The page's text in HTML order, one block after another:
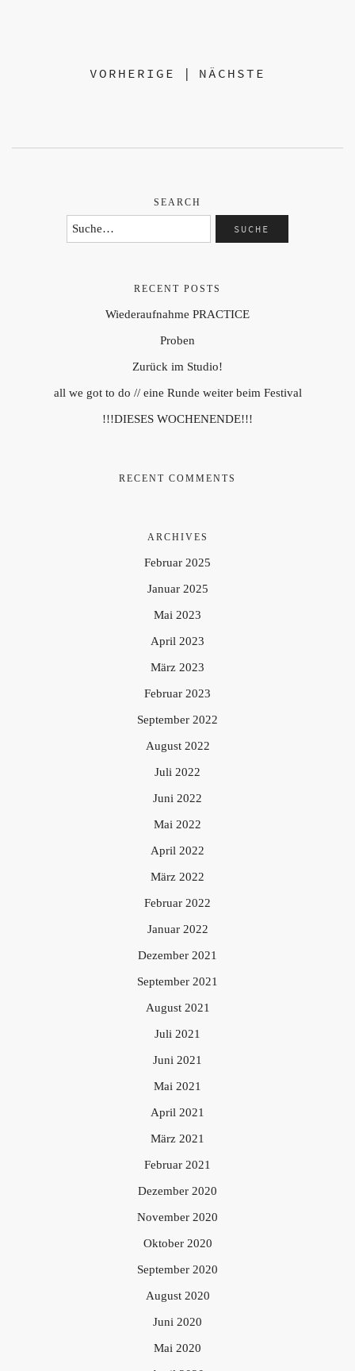
VORHERIGE | NÄCHSTE
SEARCH
RECENT POSTS
Wiederaufnahme PRACTICE
Proben
Zurück im Studio!
all we got to do // eine Runde weiter beim Festival
!!!DIESES WOCHENENDE!!!
RECENT COMMENTS
ARCHIVES
Februar 2025
Januar 2025
Mai 2023
April 2023
März 2023
Februar 2023
September 2022
August 2022
Juli 2022
Juni 2022
Mai 2022
April 2022
März 2022
Februar 2022
Januar 2022
Dezember 2021
September 2021
August 2021
Juli 2021
Juni 2021
Mai 2021
April 2021
März 2021
Februar 2021
Dezember 2020
November 2020
Oktober 2020
September 2020
August 2020
Juni 2020
Mai 2020